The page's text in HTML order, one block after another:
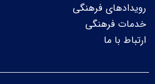
رویدادهای فرهنگی
خدمات فرهنگی
ارتباط با ما